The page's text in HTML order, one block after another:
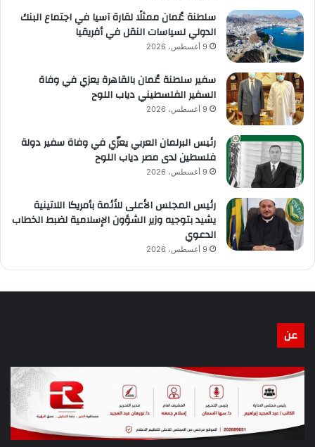
سلطنة عُمان ممثلًا لقارة آسيا في اجتماع البنك
الدولي لسياسات النقل في أفريقيا
9 أغسطس، 2026
سفير سلطنة عُمان بالقاهرة يعزي في وفاة
السفير الفلسطيني دياب اللوح
9 أغسطس، 2026
رئيس البرلمان العربي يعزّي في وفاة سفير دولة
فلسطين لدى مصر دياب اللوح
9 أغسطس، 2026
رئيس المجلس الأعلى للأئمة بأمريكا اللاتينية
يشيد بتوجيه وزير الشؤون الإسلامية لضبط الخطاب
الدعوي
9 أغسطس، 2026
عن